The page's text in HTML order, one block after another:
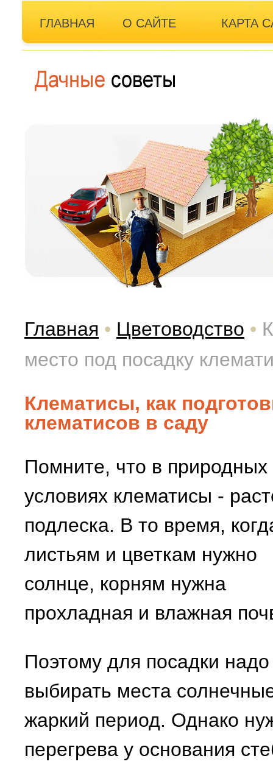
ГЛАВНАЯ О САЙТЕ КАРТА
Главная • Цветоводство •
место под посадку
Клематисы, как
клематисов в саду
Помните, что в природных
условиях клематисы -
подлеска. В то время,
листьям и цветкам нужно
солнце, корням нужна
прохладная и влажная
Поэтому для посадки надо
выбирать места
жаркий период. Однако
перегрева у основания